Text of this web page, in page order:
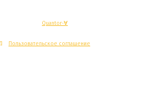
Quantor-∀
Пользовательское соглашение